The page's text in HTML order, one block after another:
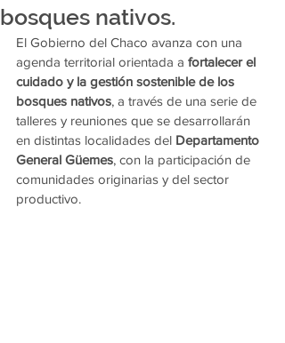
bosques nativos.
El Gobierno del Chaco avanza con una
agenda territorial orientada a fortalecer el
cuidado y la gestión sostenible de los
bosques nativos, a través de una serie de
talleres y reuniones que se desarrollarán
en distintas localidades del Departamento
General Güemes, con la participación de
comunidades originarias y del sector
productivo.